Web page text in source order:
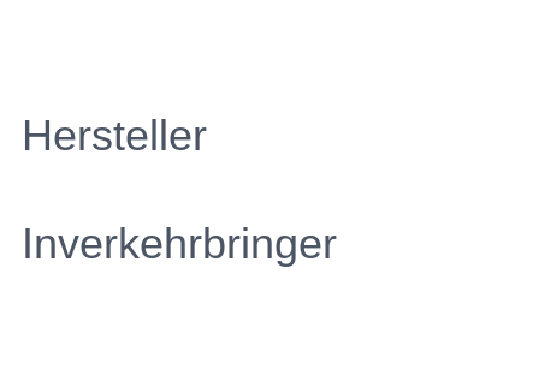
Hersteller
Inverkehrbringer